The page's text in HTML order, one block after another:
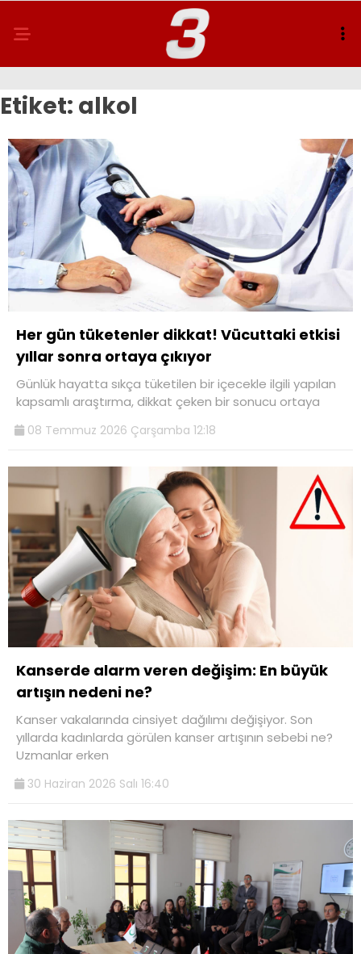
Etiket: alkol
Her gün tüketenler dikkat! Vücuttaki etkisi
yıllar sonra ortaya çıkıyor
Günlük hayatta sıkça tüketilen bir içecekle ilgili yapılan
kapsamlı araştırma, dikkat çeken bir sonucu ortaya
08 Temmuz 2026 Çarşamba 12:18
Kanserde alarm veren değişim: En büyük
artışın nedeni ne?
Kanser vakalarında cinsiyet dağılımı değişiyor. Son
yıllarda kadınlarda görülen kanser artışının sebebi ne?
Uzmanlar erken
30 Haziran 2026 Salı 16:40